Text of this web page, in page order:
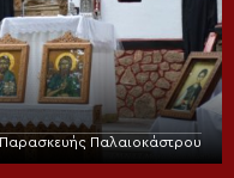
Παλαιοκάστρου